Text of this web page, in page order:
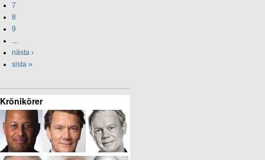
7
8
9
nästa ›
sista »
Krönikörer